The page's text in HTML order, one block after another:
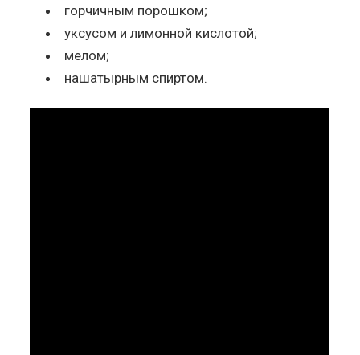
горчичным порошком;
уксусом и лимонной кислотой;
мелом;
нашатырным спиртом.